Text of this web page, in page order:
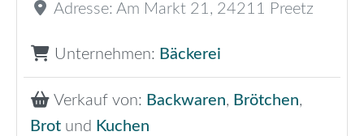
Adresse: Am Markt 21, 24211 Preetz
Unternehmen: Bäckerei
Verkauf von: Backwaren, Brötchen,
Brot und Kuchen